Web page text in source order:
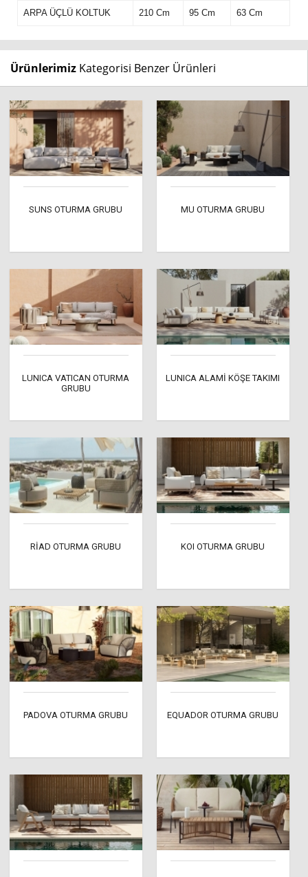
ARPA ÜÇLÜ KOLTUK 210 Cm 95 Cm 63 Cm
Ürünlerimiz Kategorisi Benzer Ürünleri
SUNS OTURMA GRUBU MU OTURMA GRUBU
LUNICA VATICAN OTURMA
GRUBU
LUNICA ALAMİ KÖŞE TAKIMI
RİAD OTURMA GRUBU KOI OTURMA GRUBU
PADOVA OTURMA GRUBU EQUADOR OTURMA GRUBU